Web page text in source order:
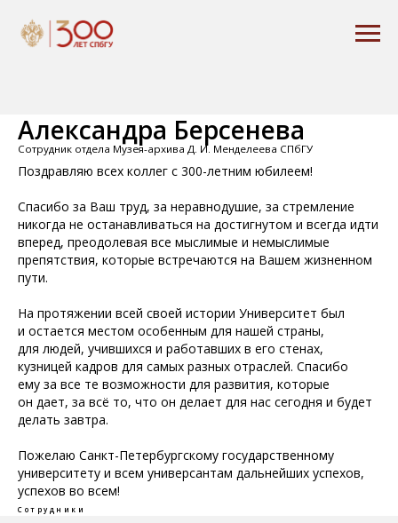
Александра Берсенева
Сотрудник отдела Музея-архива Д. И. Менделеева СПбГУ
Поздравляю всех коллег с 300-летним юбилеем!
Спасибо за Ваш труд, за неравнодушие, за стремление
никогда не останавливаться на достигнутом и всегда идти
вперед, преодолевая все мыслимые и немыслимые
препятствия, которые встречаются на Вашем жизненном
пути.
На протяжении всей своей истории Университет был
и остается местом особенным для нашей страны,
для людей, учившихся и работавших в его стенах,
кузницей кадров для самых разных отраслей. Спасибо
ему за все те возможности для развития, которые
он дает, за всё то, что он делает для нас сегодня и будет
делать завтра.
Пожелаю Санкт-Петербургскому государственному
университету и всем универсантам дальнейших успехов,
успехов во всем!
Сотрудники